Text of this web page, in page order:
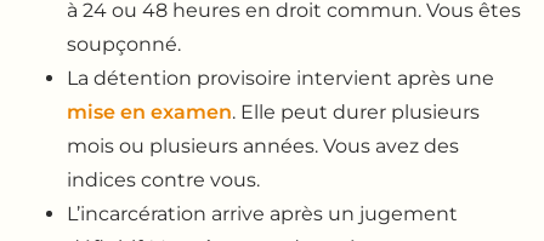
à 24 ou 48 heures en droit commun. Vous êtes
soupçonné.
La détention provisoire intervient après une
mise en examen. Elle peut durer plusieurs
mois ou plusieurs années. Vous avez des
indices contre vous.
L’incarcération arrive après un jugement